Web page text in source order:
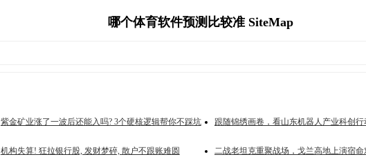
哪个体育软件预测比较准 SiteMap
紫金矿业涨了一波后还能入吗? 3个硬核逻辑帮你不踩坑 跟随锦绣画卷，看山东机器人产业科创行
机构失算! 狂拉银行股, 发财梦碎, 散户不跟账难圆 二战老坦克重聚战场，戈兰高地上演宿命